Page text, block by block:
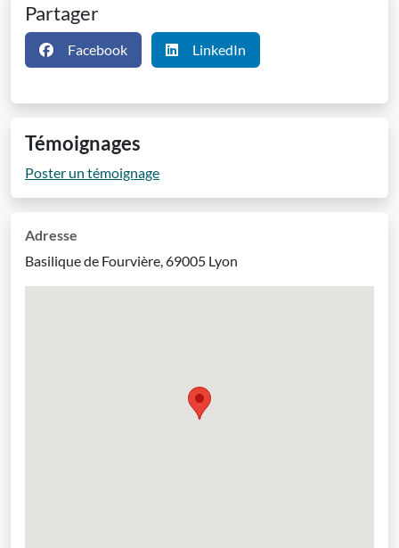
Partager
Facebook LinkedIn
Témoignages
Poster un témoignage
Adresse
Basilique de Fourvière, 69005 Lyon